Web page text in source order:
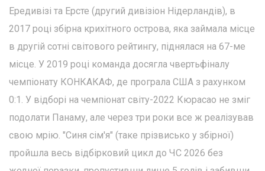
Ередивізі та Ерсте (другий дивізіон Нідерландів), в
2017 році збірна крихітного острова, яка займала місце
в другій сотні світового рейтингу, піднялася на 67-ме
місце. У 2019 році команда досягла чвертьфіналу
чемпіонату КОНКАКАФ, де програла США з рахунком
0:1. У відборі на чемпіонат світу-2022 Кюрасао не зміг
подолати Панаму, але через три роки все ж реалізував
свою мрію. "Синя сім'я" (таке прізвисько у збірної)
пройшла весь відбірковий цикл до ЧС 2026 без